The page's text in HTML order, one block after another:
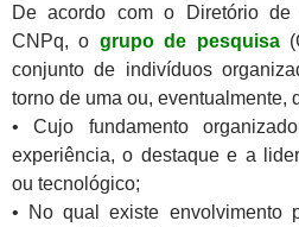
De acordo com o Diretório
CNPq, o grupo de pesquisa
conjunto de indivíduos
torno de uma ou, eventualmente,
• Cujo fundamento
experiência, o destaque e a
ou tecnológico;
• No qual existe envolvimento